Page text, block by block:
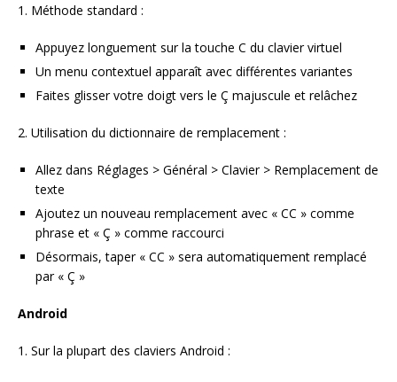
1. Méthode standard :
Appuyez longuement sur la touche C du clavier virtuel
Un menu contextuel apparaît avec différentes variantes
Faites glisser votre doigt vers le Ç majuscule et relâchez
2. Utilisation du dictionnaire de remplacement :
Allez dans Réglages > Général > Clavier > Remplacement de
texte
Ajoutez un nouveau remplacement avec « CC » comme
phrase et « Ç » comme raccourci
Désormais, taper « CC » sera automatiquement remplacé
par « Ç »
Android
1. Sur la plupart des claviers Android :